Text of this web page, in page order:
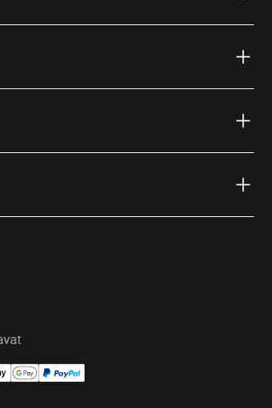
Facebook (external link)
on Instagram (external link)
Thule on Youtube (external